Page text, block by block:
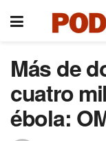
Más de
cuatro
ébola: